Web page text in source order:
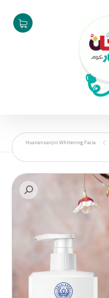
Huanansanjin Whitening Facia